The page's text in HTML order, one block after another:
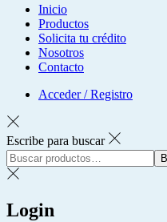
Inicio
Productos
Solicita tu crédito
Nosotros
Contacto
Acceder / Registro
Escribe para buscar
Búsqueda
para:>
Login